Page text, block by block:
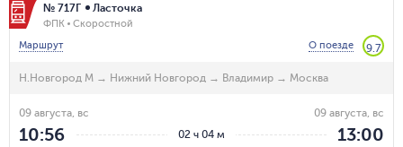
№ 717Г Ласточка
ФПК
Скоростной
Маршрут
О поезде 9.7
Н.Новгород М → Нижний Новгород → Владимир → Москва
02 ч 04 м
09 августа, вс
10:56
09 августа, вс
13:00